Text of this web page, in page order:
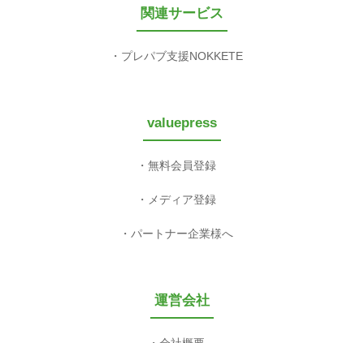
関連サービス
プレパブ支援NOKKETE
valuepress
無料会員登録
メディア登録
パートナー企業様へ
運営会社